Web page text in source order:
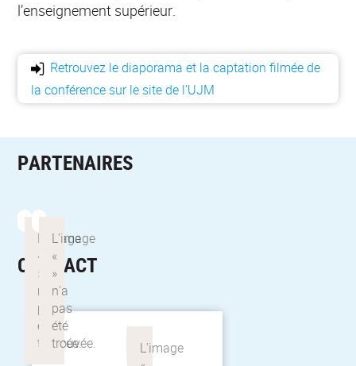
l’enseignement supérieur.
Retrouvez le diaporama et la captation filmée de
la conférence sur le site de l’UJM
PARTENAIRES
CONTACT